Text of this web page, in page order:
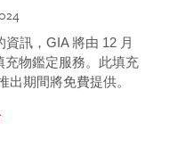
訊，GIA 將由 12 月
充物鑑定服務。此填充
期間將免費提供。